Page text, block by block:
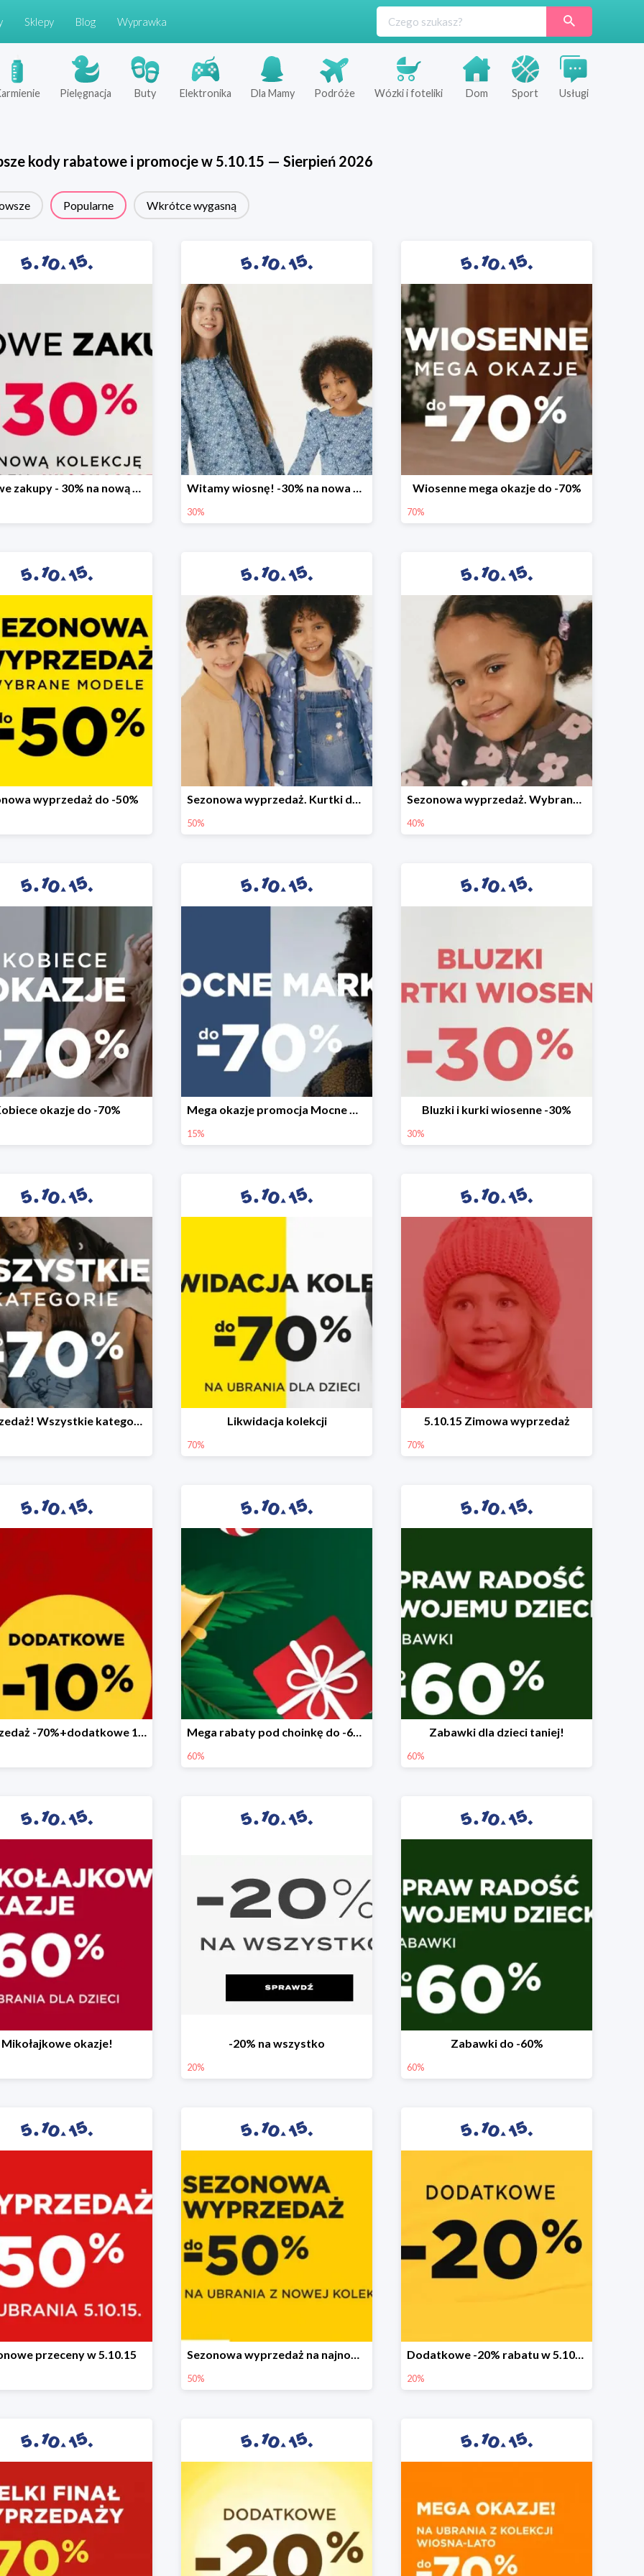
Sklepy Blog Wyprawka
Pielęgnacja Buty Elektronika Dla Mamy Podróże Wózki i foteliki Dom Sport Usługi
kody rabatowe i promocje w 5.10.15 — Sierpień 2026
Popularne Wkrótce wygasną
Stylowe zakupy - 30% na nową kolekcję Witamy wiosnę! -30% na nowa kolekcję
30%
Wiosenne mega okazje do -70%
70%
wyprzedaż do -50% Sezonowa wyprzedaż. Kurtki do -50%
50%
Sezonowa wyprzedaż. Wybrane modele do -40%
40%
okazje do -70% Mega okazje promocja Mocne marki do -70%
15%
Bluzki i kurki wiosenne -30%
30%
Wyprzedaż! Wszystkie kategorie do -70% Likwidacja kolekcji
70%
5.10.15 Zimowa wyprzedaż
70%
Wyprzedaż -70%+dodatkowe 10% Mega rabaty pod choinkę do -60%
60%
Zabawki dla dzieci taniej!
60%
Mikołajkowe okazje! -20% na wszystko
20%
Zabawki do -60%
60%
przeceny w 5.10.15 Sezonowa wyprzedaż na najnowszą kolekcję do -50%
50%
Dodatkowe -20% rabatu w 5.10.15
20%